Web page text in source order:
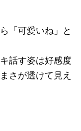
「可愛いね」と
話す姿は好感度
さが透けて見え